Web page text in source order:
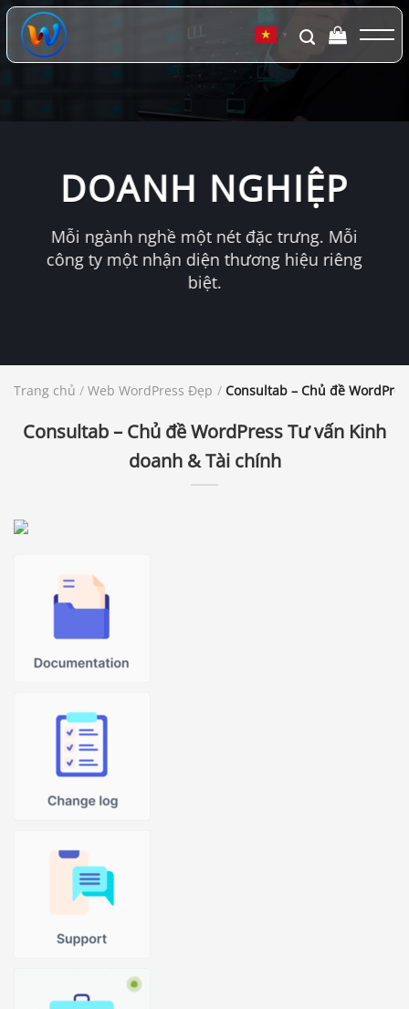
Chuyển
đến
dung
▼
DOANH NGHIỆP
Mỗi ngành nghề một nét đặc trưng. Mỗi
công ty một nhận diện thương hiệu riêng
biệt.
Trang chủ / Web WordPress Đẹp / Consultab – Chủ đề
Consultab – Chủ đề WordPress Tư vấn Kinh
doanh & Tài chính